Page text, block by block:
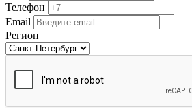
Телефон
Email
Регион